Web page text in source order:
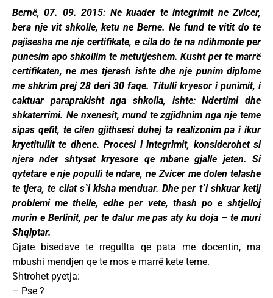
Bernë, 07. 09. 2015: Ne kuader te integrimit ne Zvicer,
bera nje vit shkolle, ketu ne Berne. Ne fund te vitit do te
pajisesha me nje certifikate, e cila do te na ndihmonte per
punesim apo shkollim te metutjeshem. Kusht per te marrë
certifikaten, ne mes tjerash ishte dhe nje punim diplome
me shkrim prej 28 deri 30 faqe. Titulli kryesor i punimit, i
caktuar paraprakisht nga shkolla, ishte: Ndertimi dhe
shkaterrimi. Ne nxenesit, mund te zgjidhnim nga nje teme
sipas qefit, te cilen gjithsesi duhej ta realizonim pa i ikur
kryetitullit te dhene.Procesi i integrimit, konsiderohet si
njera nder shtysat kryesore qe mbane gjalle jeten. Si
qytetare e nje populli te ndare, ne Zvicer me dolen telashe
te tjera, te cilat s`i kisha menduar. Dhe per t`i shkuar ketij
problemi me thelle, edhe per vete, thash po e shtjelloj
murin e Berlinit, per te dalur me pas aty ku doja – te muri
Shqiptar.
Gjate bisedave te rregullta qe pata me docentin, ma
mbushi mendjen qe te mos e marrë kete teme.
Shtrohet pyetja:
– Pse ?